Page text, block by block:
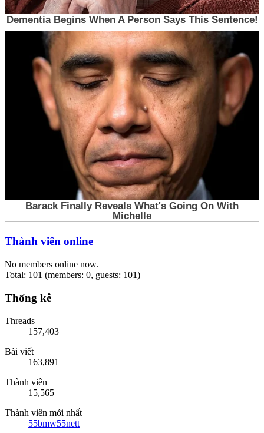
Thành viên online
No members online now.
Total: 101 (members: 0, guests: 101)
Thống kê
Threads
157,403
Bài viết
163,891
Thành viên
15,565
Thành viên mới nhất
55bmw55nett